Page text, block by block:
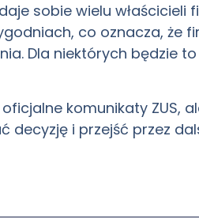
sobie wielu właścicieli
co oznacza, że
Dla niektórych będzie
komunikaty ZUS,
decyzję i przejść przez